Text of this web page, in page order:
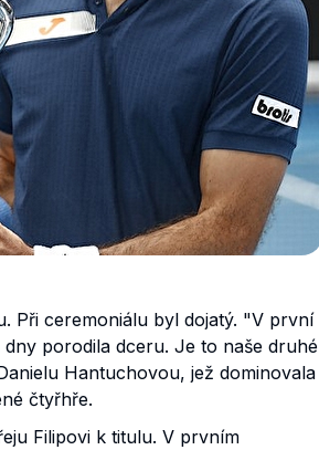
Při ceremoniálu byl dojatý. "V první
porodila dceru. Je to naše druhé
Hantuchovou, jež dominovala
čtyřhře.
Filipovi k titulu. V prvním